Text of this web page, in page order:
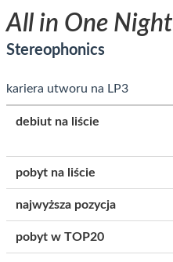
All in One Night
Stereophonics
kariera utworu na LP3
debiut na liście
pobyt na liście
najwyższa pozycja
pobyt w TOP20